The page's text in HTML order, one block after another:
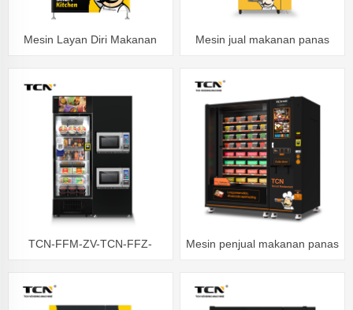
Mesin Layan Diri Makanan
tengah hari dan makan malam
yang selesa
Mesin jual makanan panas
TCN-FFM-ZV-TCN-FFZ-
Mesin layan diri beku
Mesin penjual makanan panas
sentuh 21.5 inci